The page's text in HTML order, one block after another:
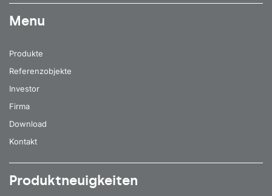
Menu
Produkte
Referenzobjekte
Investor
Firma
Download
Kontakt
Produktneuigkeiten